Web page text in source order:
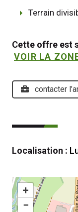
Terrain
VOIR LA
contacter
Localisation :
+
−